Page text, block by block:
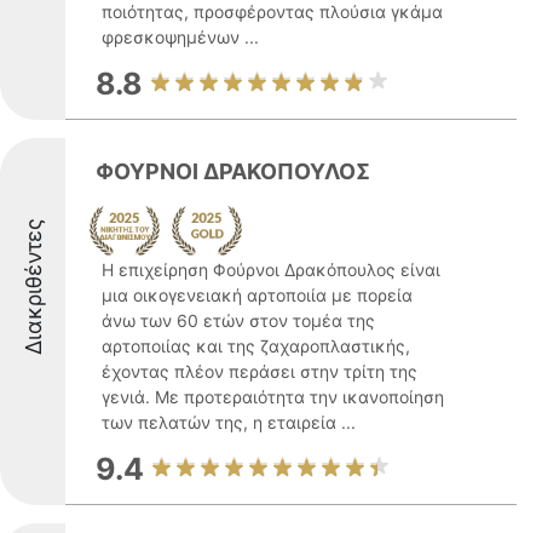
ποιότητας, προσφέροντας πλούσια γκάμα
φρεσκοψημένων ...
8.8
Διακριθέντες
ΦΟΥΡΝΟΙ ΔΡΑΚΟΠΟΥΛΟΣ
Η επιχείρηση Φούρνοι Δρακόπουλος είναι
μια οικογενειακή αρτοποιία με πορεία
άνω των 60 ετών στον τομέα της
αρτοποιίας και της ζαχαροπλαστικής,
έχοντας πλέον περάσει στην τρίτη της
γενιά. Με προτεραιότητα την ικανοποίηση
των πελατών της, η εταιρεία ...
9.4